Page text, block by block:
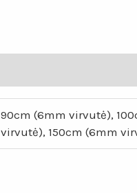
90cm (6mm virvutė),
virvutė), 150cm (6mm